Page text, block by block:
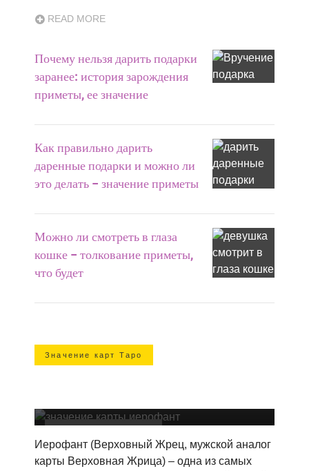
READ MORE
Почему нельзя дарить подарки
заранее: история зарождения
приметы, ее значение
Как правильно дарить
даренные подарки и можно ли
это делать – значение приметы
Можно ли смотреть в глаза
кошке – толкование приметы,
что будет
Значение карт Таро
5 старший Аркан в картах Таро
Иерофант (Верховный Жрец, мужской аналог
карты Верховная Жрица) – одна из самых